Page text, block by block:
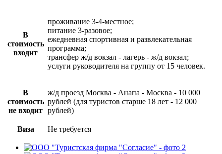
В
стоимость
входит
проживание 3-4-местное;
питание 3-разовое;
ежедневная спортивная и развлекательная
программа;
трансфер ж/д вокзал - лагерь - ж/д вокзал;
услуги руководителя на группу от 15 человек.
В
стоимость
не входит
ж/д проезд Москва - Анапа - Москва - 10 000
рублей (для туристов старше 18 лет - 12 000
рублей)
Виза Не требуется